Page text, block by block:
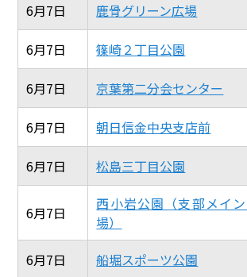
6月7日 鹿骨グリーン広場
6月7日 篠崎２丁目公園
6月7日 京葉第二分会センター
6月7日 朝日信金中央支店前
6月7日 松島三丁目公園
6月7日
西小岩公園（支部メイ
場）
6月7日 船堀スポーツ公園